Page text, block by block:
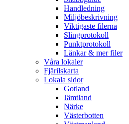
Handledning
Miljöbeskrivning
Viktigaste filerna
Slingprotokoll
Punktprotokoll
Länkar & mer filer
Våra lokaler
Fjärilskarta
Lokala sidor
Gotland
Jämtland
Närke
Västerbotten